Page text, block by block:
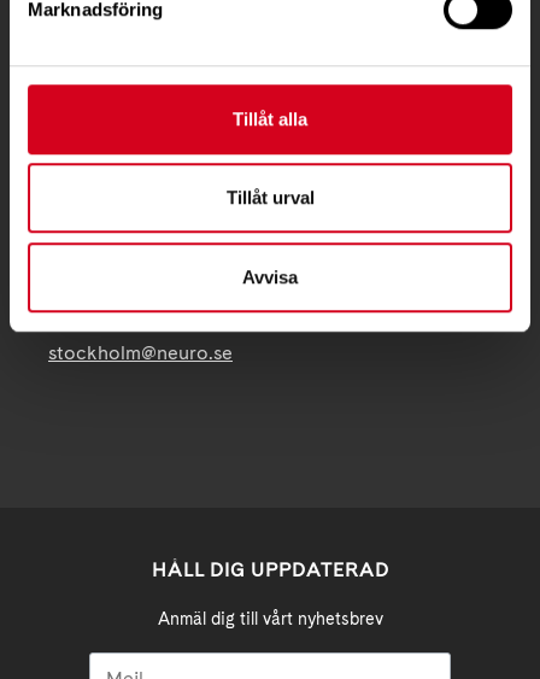
Marknadsföring
Tillåt alla
Tillåt urval
Avvisa
Fatbursgatan 19, 118 28 STOCKHOLM
Telefon:08 - 720 29 40
Postadress:
stockholm@neuro.se
HÅLL DIG UPPDATERAD
Anmäl dig till vårt nyhetsbrev